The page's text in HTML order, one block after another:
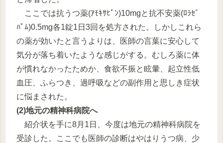
ここでは抗うつ薬(ｱﾓｷｻﾋﾟﾝ)10mgと抗不安薬(ﾛﾗｾﾞ
ﾊﾟﾑ)0.5mg各1錠1日3回を処方された。しかしこれら
の薬が効いたと言うよりは、医師の言葉に安心して
気分が落ち着いたような感じがする。むしろ薬に体
が慣れなかったためか、食欲不振と眩暈、起立性低
血圧、ふらつき、過呼吸などの副作用と思しき症状
に悩まされた。
(2)地元の精神科病院へ
紹介状を手に8月1日、今度は地元の精神科病院を
受診した。ここでも医師の診断はやはりうつ病、少